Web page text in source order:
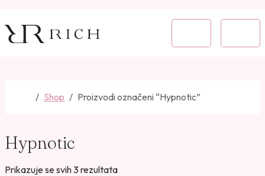
Menu
HomeShop Proizvodi označeni “Hypnotic”
Hypnotic
Prikazuje se svih 3 rezultataP